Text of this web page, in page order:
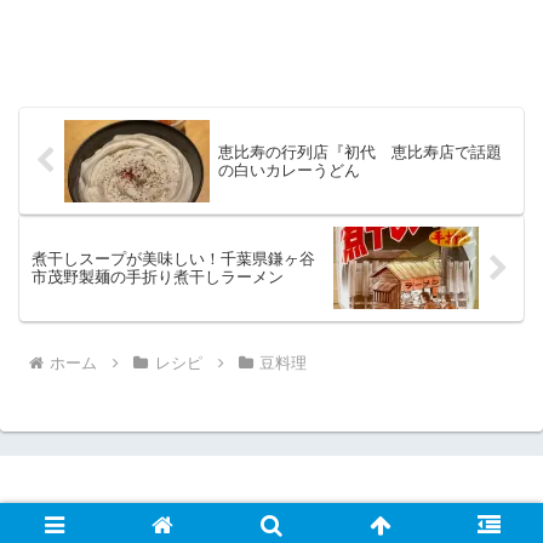
恵比寿の行列店『初代 恵比寿店で話題
の白いカレーうどん
煮干しスープが美味しい！千葉県鎌ヶ谷
市茂野製麺の手折り煮干しラーメン
ホーム レシピ 豆料理
© 2020 ほるひーとのおうち暮らし.